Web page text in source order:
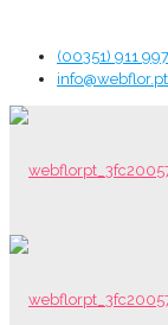
(00351) 911
info@webflor.pt